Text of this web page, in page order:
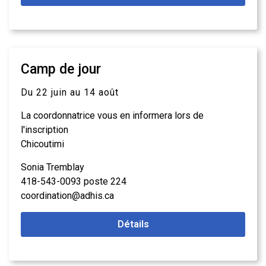
Camp de jour
Du 22 juin au 14 août
La coordonnatrice vous en informera lors de
l'inscription
Chicoutimi
Sonia Tremblay
418-543-0093 poste 224
coordination@adhis.ca
Détails